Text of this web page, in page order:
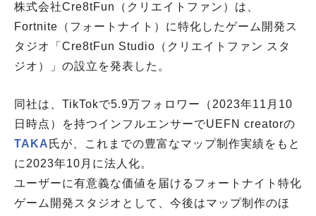
株式会社Cre8tFun（クリエイトファン）は、
Fortnite（フォートナイト）に特化したゲーム開発ス
タジオ「Cre8tFun Studio（クリエイトファン スタ
ジオ）」の設立を発表した。
同社は、TikTokで5.9万フォロワー（2023年11月10
日時点）を持つインフルエンサーでUEFN creatorの
TAKA 氏が、これまでの豊富なマップ制作実績をもと
に2023年10月に法人化。
ユーザーに有意義な価値を届けるフォートナイト特化
ゲーム開発スタジオとして、今後はマップ制作のほ